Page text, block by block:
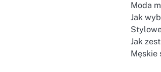
Moda
Jak
Jak
Męskie